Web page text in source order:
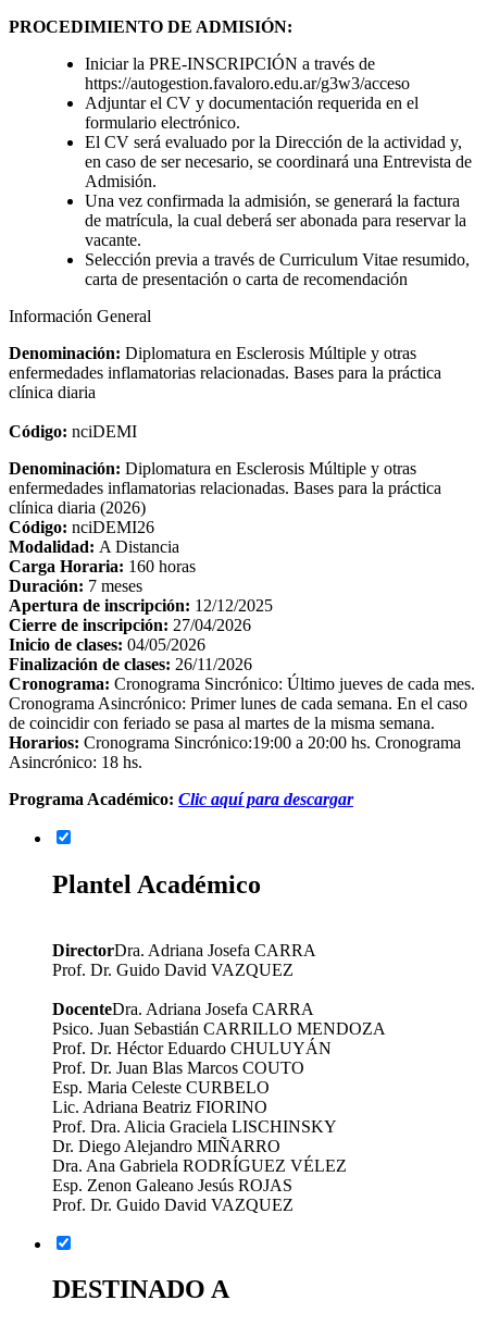
PROCEDIMIENTO DE ADMISIÓN:
Iniciar la PRE-INSCRIPCIÓN a través de
https://autogestion.favaloro.edu.ar/g3w3/acceso
Adjuntar el CV y documentación requerida en el
formulario electrónico.
El CV será evaluado por la Dirección de la actividad y,
en caso de ser necesario, se coordinará una Entrevista de
Admisión.
Una vez confirmada la admisión, se generará la factura
de matrícula, la cual deberá ser abonada para reservar la
vacante.
Selección previa a través de Curriculum Vitae resumido,
carta de presentación o carta de recomendación
Información General
Denominación: Diplomatura en Esclerosis Múltiple y otras
enfermedades inflamatorias relacionadas. Bases para la práctica
clínica diaria
Código: nciDEMI
Denominación: Diplomatura en Esclerosis Múltiple y otras
enfermedades inflamatorias relacionadas. Bases para la práctica
clínica diaria (2026)
Código: nciDEMI26
Modalidad: A Distancia
Carga Horaria: 160 horas
Duración: 7 meses
Apertura de inscripción: 12/12/2025
Cierre de inscripción: 27/04/2026
Inicio de clases: 04/05/2026
Finalización de clases: 26/11/2026
Cronograma: Cronograma Sincrónico: Último jueves de cada mes.
Cronograma Asincrónico: Primer lunes de cada semana. En el caso
de coincidir con feriado se pasa al martes de la misma semana.
Horarios: Cronograma Sincrónico:19:00 a 20:00 hs. Cronograma
Asincrónico: 18 hs.
Programa Académico: Clic aquí para descargar
Plantel Académico
DirectorDra. Adriana Josefa CARRA
Prof. Dr. Guido David VAZQUEZ
DocenteDra. Adriana Josefa CARRA
Psico. Juan Sebastián CARRILLO MENDOZA
Prof. Dr. Héctor Eduardo CHULUYÁN
Prof. Dr. Juan Blas Marcos COUTO
Esp. Maria Celeste CURBELO
Lic. Adriana Beatriz FIORINO
Prof. Dra. Alicia Graciela LISCHINSKY
Dr. Diego Alejandro MIÑARRO
Dra. Ana Gabriela RODRÍGUEZ VÉLEZ
Esp. Zenon Galeano Jesús ROJAS
Prof. Dr. Guido David VAZQUEZ
DESTINADO A